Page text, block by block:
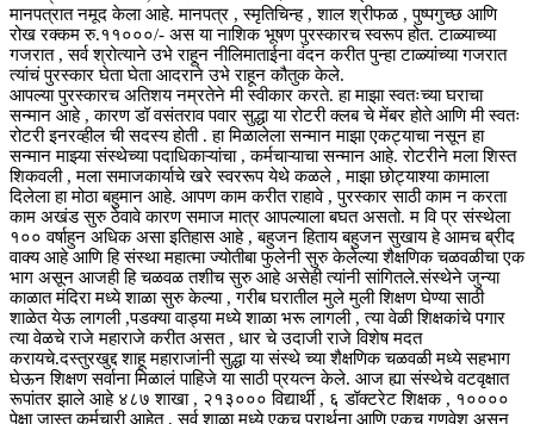
मानपत्रात नमूद केला आहे. मानपत्र , स्मृतिचिन्ह , शाल श्रीफळ , पुष्पगुच्छ आणि
रोख रक्कम रु.११०००/- अस या नाशिक भूषण पुरस्कारच स्वरूप होत. टाळ्याच्या
गजरात , सर्व श्रोत्याने उभे राहून नीलिमाताईना वंदन करीत पुन्हा टाळ्यांच्या गजरात
त्यांचं पुरस्कार घेता घेता आदराने उभे राहून कौतुक केले.
आपल्या पुरस्कारच अतिशय नम्रतेने मी स्वीकार करते. हा माझा स्वतःच्या घराचा
सन्मान आहे , कारण डॉ वसंतराव पवार सुद्धा या रोटरी क्लब चे मेंबर होते आणि मी स्वतः
रोटरी इनरव्हील ची सदस्य होती . हा मिळालेला सन्मान माझा एकट्याचा नसून हा
सन्मान माझ्या संस्थेच्या पदाधिकाऱ्यांचा , कर्मचाऱ्याचा सन्मान आहे. रोटरीने मला शिस्त
शिकवली , मला समाजकार्याचे खरे स्वररूप येथे कळले , माझा छोट्याश्या कामाला
दिलेला हा मोठा बहुमान आहे. आपण काम करीत राहावे , पुरस्कार साठी काम न करता
काम अखंड सुरु ठेवावे कारण समाज मात्र आपल्याला बघत असतो. म वि प्र संस्थेला
१०० वर्षाहुन अधिक असा इतिहास आहे , बहुजन हिताय बहुजन सुखाय हे आमच ब्रीद
वाक्य आहे आणि हि संस्था महात्मा ज्योतीबा फुलेनी सुरु केलेल्या शैक्षणिक चळवळीचा एक
भाग असून आजही हि चळवळ तशीच सुरु आहे असेही त्यांनी सांगितले.संस्थेने जुन्या
काळात मंदिरा मध्ये शाळा सुरु केल्या , गरीब घरातील मुले मुली शिक्षण घेण्या साठी
शाळेत येऊ लागली ,पडक्या वाड्या मध्ये शाळा भरू लागली , त्या वेळी शिक्षकांचे पगार
त्या वेळचे राजे महाराजे करीत असत , धार चे उदाजी राजे विशेष मदत
करायचे.दस्तुरखुद्द शाहू महाराजांनी सुद्धा या संस्थे च्या शैक्षणिक चळवळी मध्ये सहभाग
घेऊन शिक्षण सर्वाना मिळालं पाहिजे या साठी प्रयत्न केले. आज ह्या संस्थेचे वटवृक्षात
रूपांतर झाले आहे ४८७ शाखा , २१३००० विद्यार्थी , ६ डॉक्टरेट शिक्षक , १००००
पेक्षा जास्त कर्मचारी आहेत , सर्व शाळा मध्ये एकच प्रार्थना आणि एकच गणवेश असून